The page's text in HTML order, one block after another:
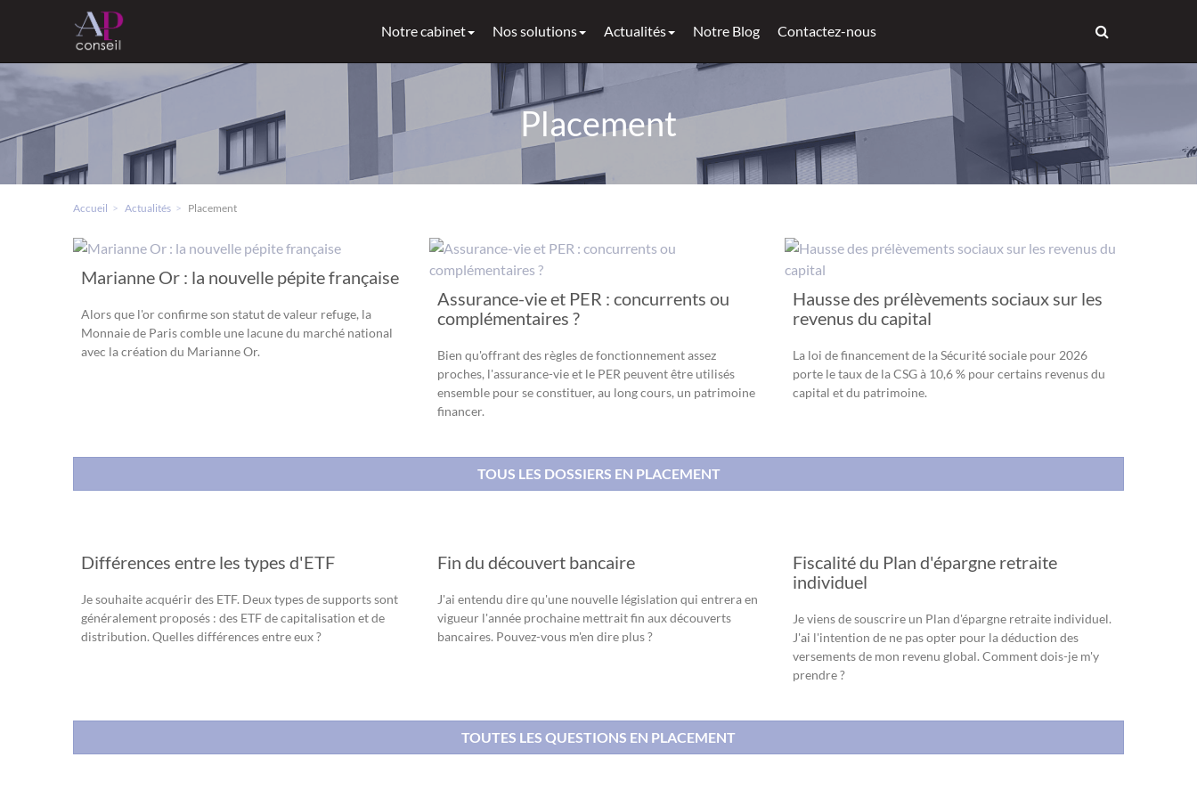
Notre cabinet Nos solutions Actualités Notre Blog Contactez-nous
Placement
Accueil Actualités Placement
Marianne Or : la nouvelle pépite française
Alors que l'or confirme son statut de valeur refuge, la
Monnaie de Paris comble une lacune du marché national
avec la création du Marianne Or.
Assurance-vie et PER : concurrents ou
complémentaires ?
Bien qu'offrant des règles de fonctionnement assez
proches, l'assurance-vie et le PER peuvent être utilisés
ensemble pour se constituer, au long cours, un patrimoine
financer.
Hausse des prélèvements sociaux sur les
revenus du capital
La loi de financement de la Sécurité sociale pour 2026
porte le taux de la CSG à 10,6 % pour certains revenus du
capital et du patrimoine.
TOUS LES DOSSIERS EN PLACEMENT
Différences entre les types d'ETF
Je souhaite acquérir des ETF. Deux types de supports sont
généralement proposés : des ETF de capitalisation et de
distribution. Quelles différences entre eux ?
Fin du découvert bancaire
J'ai entendu dire qu'une nouvelle législation qui entrera en
vigueur l'année prochaine mettrait fin aux découverts
bancaires. Pouvez-vous m'en dire plus ?
Fiscalité du Plan d'épargne retraite
individuel
Je viens de souscrire un Plan d'épargne retraite individuel.
J'ai l'intention de ne pas opter pour la déduction des
versements de mon revenu global. Comment dois-je m'y
prendre ?
TOUTES LES QUESTIONS EN PLACEMENT